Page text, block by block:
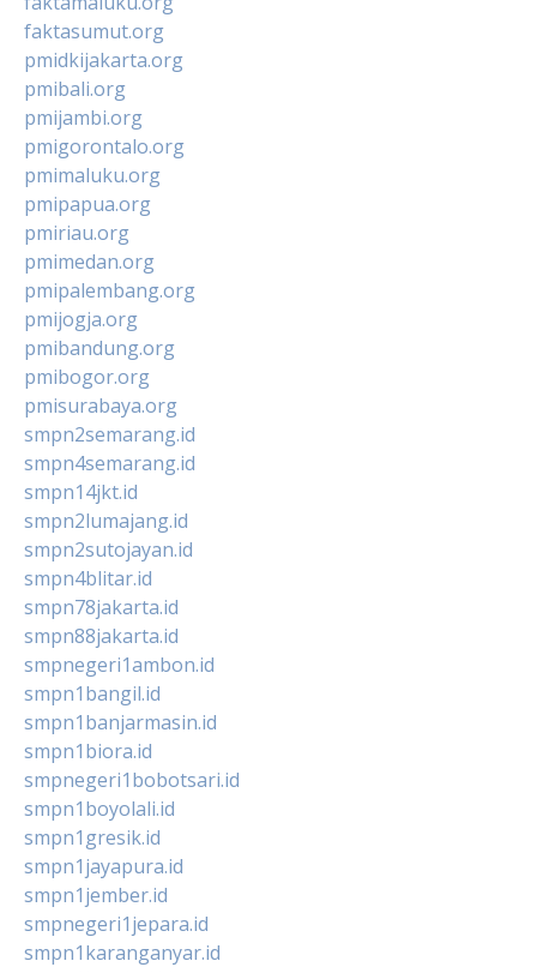
faktasumut.org
pmidkijakarta.org
pmibali.org
pmijambi.org
pmigorontalo.org
pmimaluku.org
pmipapua.org
pmiriau.org
pmimedan.org
pmipalembang.org
pmijogja.org
pmibandung.org
pmibogor.org
pmisurabaya.org
smpn2semarang.id
smpn4semarang.id
smpn14jkt.id
smpn2lumajang.id
smpn2sutojayan.id
smpn4blitar.id
smpn78jakarta.id
smpn88jakarta.id
smpnegeri1ambon.id
smpn1bangil.id
smpn1banjarmasin.id
smpn1biora.id
smpnegeri1bobotsari.id
smpn1boyolali.id
smpn1gresik.id
smpn1jayapura.id
smpn1jember.id
smpnegeri1jepara.id
smpn1karanganyar.id